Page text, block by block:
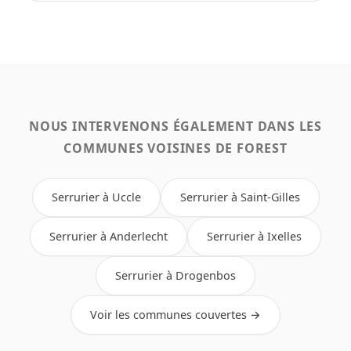
NOUS INTERVENONS ÉGALEMENT DANS LES
COMMUNES VOISINES DE FOREST
Serrurier à Uccle Serrurier à Saint-Gilles
Serrurier à Anderlecht Serrurier à Ixelles
Serrurier à Drogenbos
Voir les communes couvertes →